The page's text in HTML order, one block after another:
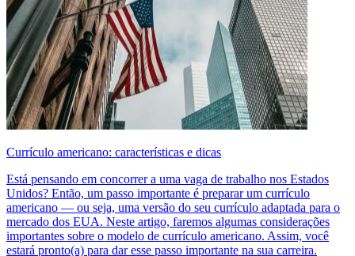
Currículo americano: características e dicas
Está pensando em concorrer a uma vaga de trabalho nos Estados
Unidos? Então, um passo importante é preparar um currículo
americano — ou seja, uma versão do seu currículo adaptada para o
mercado dos EUA. Neste artigo, faremos algumas considerações
importantes sobre o modelo de currículo americano. Assim, você
estará pronto(a) para dar esse passo importante na sua carreira.